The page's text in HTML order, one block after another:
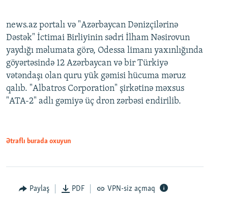
news.az portalı və "Azərbaycan Dənizçilərinə
Dəstək" İctimai Birliyinin sədri İlham Nəsirovun
yaydığı məlumata görə, Odessa limanı yaxınlığında
göyərtəsində 12 Azərbaycan və bir Türkiyə
vətəndaşı olan quru yük gəmisi hücuma məruz
qalıb. "Albatros Corporation" şirkətinə məxsus
"ATA-2" adlı gəmiyə üç dron zərbəsi endirilib.
Ətraflı burada oxuyun
Paylaş PDF VPN-siz açmaq